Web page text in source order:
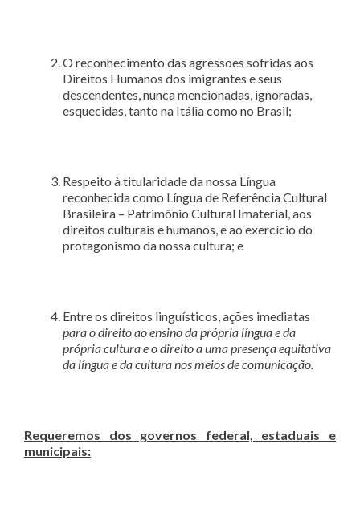
O reconhecimento das agressões sofridas aos
Direitos Humanos dos imigrantes e seus
descendentes, nunca mencionadas, ignoradas,
esquecidas, tanto na Itália como no Brasil;
Respeito à titularidade da nossa Língua
reconhecida como Língua de Referência Cultural
Brasileira – Patrimônio Cultural Imaterial, aos
direitos culturais e humanos, e ao exercício do
protagonismo da nossa cultura; e
Entre os direitos linguísticos, ações imediatas
para o direito ao ensino da própria língua e da
própria cultura e o direito a uma presença equitativa
da língua e da cultura nos meios de comunicação.
Requeremos dos governos federal, estaduais e
municipais: